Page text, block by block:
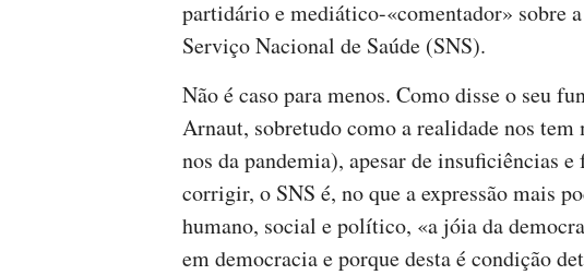
partidário e mediático-«comentador» sobre
Serviço Nacional de Saúde (SNS).
Não é caso para menos. Como disse o seu
Arnaut, sobretudo como a realidade nos
nos da pandemia), apesar de insuficiências
corrigir, o SNS é, no que a expressão mais
humano, social e político, «a jóia da
em democracia e porque desta é condição